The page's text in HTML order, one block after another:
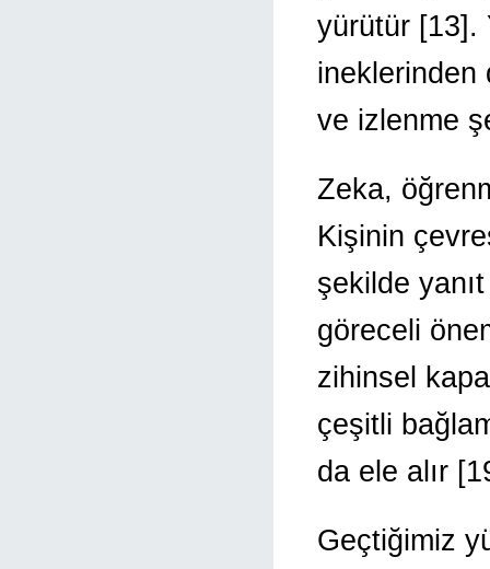
yürütür [13].
ineklerinden
ve izlenme
Zeka,
Kişinin
şekilde
göreceli
zihinsel
çeşitli
da ele alır
Geçtiğimiz